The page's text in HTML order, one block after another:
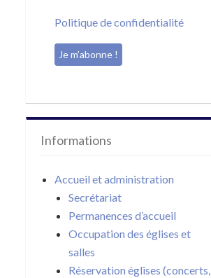
Politique de confidentialité
Informations
Accueil et administration
Secrétariat
Permanences d’accueil
Occupation des églises et
salles
Réservation églises (concerts,